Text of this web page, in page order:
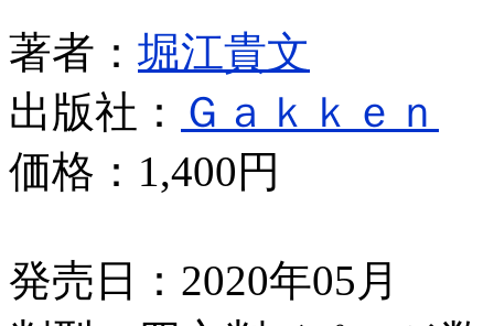
著者： 堀江貴文
出版社： Ｇａｋｋｅｎ
価格： 1,400円
発売日：2020年05月